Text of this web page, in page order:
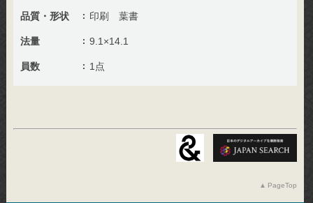
品質・形状 印刷 葉書
法量 9.1×14.1
員数 1点
PageTop